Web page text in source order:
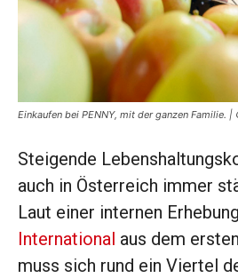
Einkaufen bei PENNY, mit der ganzen Familie.
Steigende
auch in Österreich immer
Laut einer internen
International aus dem
muss sich rund ein Viertel